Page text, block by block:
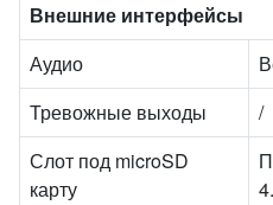
Внешние интерфейсы
Аудио
Тревожные выходы
/
Слот под microSD
карту